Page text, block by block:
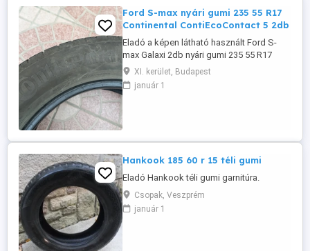
Ford S-max nyári gumi 235 55 R17
Continental ContiEcoContact 5 2db
Eladó a képen látható használt Ford S-
max Galaxi 2db nyári gumi 235 55 R17
Continental Contiecocontact 5 nyári gumi
15.000 Ft ért. Pontos gumi típus:
Continental Contiecocontact 5 235 55 R17
XI. kerület, Budapest
január 1
Hankook 185 60 r 15 téli gumi
Eladó Hankook téli gumi garnitúra.
Csopak, Veszprém
január 1